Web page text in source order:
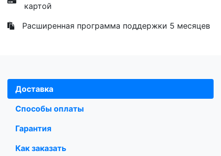
картой
Расширенная программа поддержки 5 месяцев
Доставка
Способы оплаты
Гарантия
Как заказать